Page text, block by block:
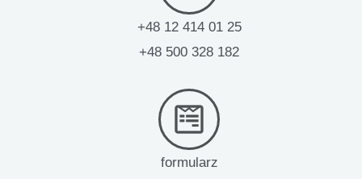
+48 12 414 01 25
+48 500 328 182
formularz